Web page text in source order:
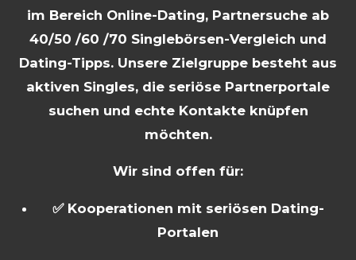
im Bereich Online-Dating, Partnersuche ab
40/50 /60 /70 Singlebörsen-Vergleich und
Dating-Tipps. Unsere Zielgruppe besteht aus
aktiven Singles, die seriöse Partnerportale
suchen und echte Kontakte knüpfen
möchten.
Wir sind offen für:
✅ Kooperationen mit seriösen Dating-
Portalen